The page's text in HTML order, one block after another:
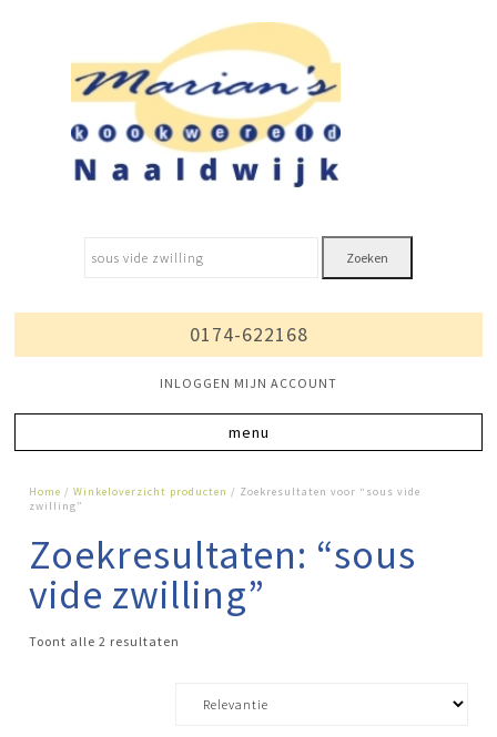
Zoeken
0174-622168
INLOGGEN MIJN ACCOUNT
Home /Winkeloverzicht producten / Zoekresultaten voor “sous vide
zwilling”
Zoekresultaten: “sous
vide zwilling”
Toont alle 2 resultaten